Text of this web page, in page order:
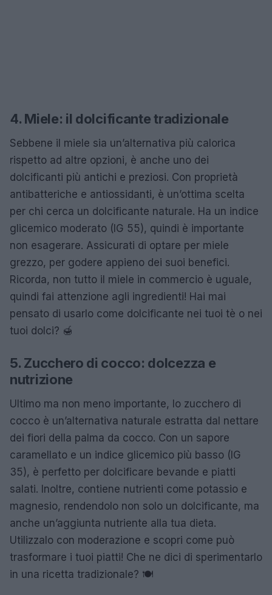
4. Miele: il dolcificante tradizionale
Sebbene il miele sia un’alternativa più calorica
rispetto ad altre opzioni, è anche uno dei
dolcificanti più antichi e preziosi. Con proprietà
antibatteriche e antiossidanti, è un’ottima scelta
per chi cerca un dolcificante naturale. Ha un indice
glicemico moderato (IG 55), quindi è importante
non esagerare. Assicurati di optare per miele
grezzo, per godere appieno dei suoi benefici.
Ricorda, non tutto il miele in commercio è uguale,
quindi fai attenzione agli ingredienti! Hai mai
pensato di usarlo come dolcificante nei tuoi tè o nei
tuoi dolci? 🍯
5. Zucchero di cocco: dolcezza e
nutrizione
Ultimo ma non meno importante, lo zucchero di
cocco è un’alternativa naturale estratta dal nettare
dei fiori della palma da cocco. Con un sapore
caramellato e un indice glicemico più basso (IG
35), è perfetto per dolcificare bevande e piatti
salati. Inoltre, contiene nutrienti come potassio e
magnesio, rendendolo non solo un dolcificante, ma
anche un’aggiunta nutriente alla tua dieta.
Utilizzalo con moderazione e scopri come può
trasformare i tuoi piatti! Che ne dici di sperimentarlo
in una ricetta tradizionale? 🍽️